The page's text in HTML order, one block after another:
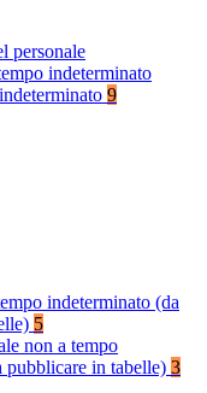
personale
indeterminato
9
indeterminato (da
5
non a tempo
pubblicare in tabelle) 3